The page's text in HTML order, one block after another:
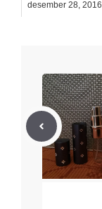
desember 28, 2016